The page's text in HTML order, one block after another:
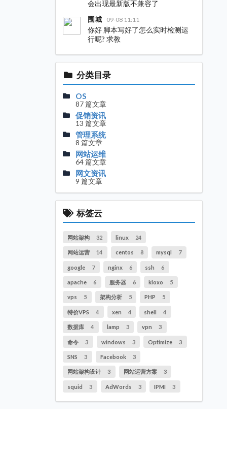
会出现最新版不兼容了
围城
09-08 11:11
你好 脚本写好了怎么实时检测运
行呢? 求教
分类目录
OS
87 篇文章
促销资讯
13 篇文章
管理系统
8 篇文章
网站运维
64 篇文章
网文资讯
9 篇文章
标签云
网站架构 32 linux 24
网站运营 14 centos 8 mysql 7
google 7 nginx 6 ssh 6
apache 6 服务器 6 kloxo 5
vps 5 架构分析 5 PHP 5
特价VPS 4 xen 4 shell 4
数据库 4 lamp 3 vpn 3
命令 3 windows 3 Optimize 3
SNS 3 Facebook 3
网站架构设计 3 网站运营方案 3
squid 3 AdWords 3 IPMI 3